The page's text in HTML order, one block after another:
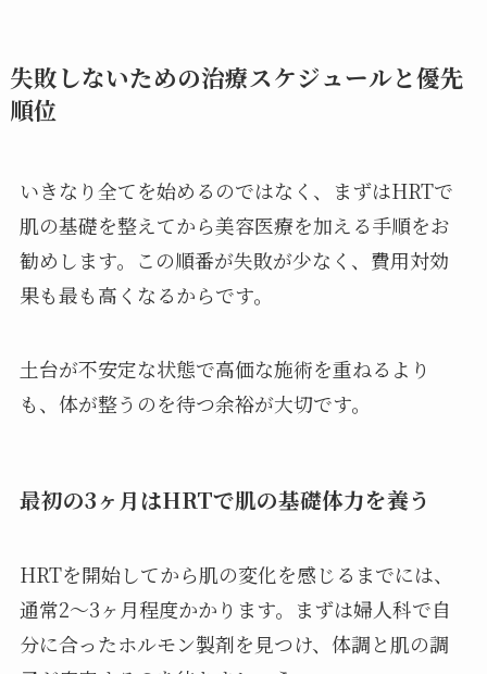
失敗しないための治療スケジュールと優先
順位
いきなり全てを始めるのではなく、まずはHRTで
肌の基礎を整えてから美容医療を加える手順をお
勧めします。この順番が失敗が少なく、費用対効
果も最も高くなるからです。
土台が不安定な状態で高価な施術を重ねるより
も、体が整うのを待つ余裕が大切です。
最初の3ヶ月はHRTで肌の基礎体力を養う
HRTを開始してから肌の変化を感じるまでには、
通常2〜3ヶ月程度かかります。まずは婦人科で自
分に合ったホルモン製剤を見つけ、体調と肌の調